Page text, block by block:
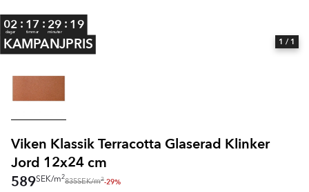
02
dagar
: 17
timmar
: 29
minuter
: 18
KAMPANJPRIS 1 / 1
Viken Klassik Terracotta Glaserad Klinker
Jord 12x24 cm
589SEK/m2
835SEK/m2-29%